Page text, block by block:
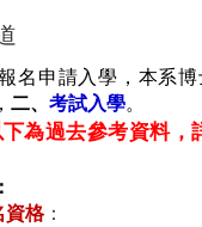
名申請入學， 本系博
二、 考試入學。
為過去參考資料，
資格：